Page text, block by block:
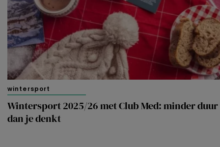
wintersport
Wintersport 2025/26 met Club Med: minder duur
dan je denkt